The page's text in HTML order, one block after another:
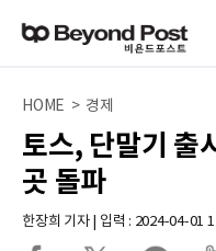
HOME > 경제
토스, 단말기 출
곳 돌파
한장희 기자 | 입력 : 2024-04-01